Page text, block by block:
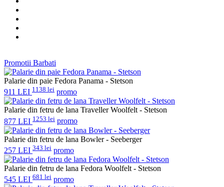
Promotii Barbati
Palarie din paie Fedora Panama - Stetson
911 LEI 1138 lei promo
Palarie din fetru de lana Traveller Woolfelt - Stetson
877 LEI 1253 lei promo
Palarie din fetru de lana Bowler - Seeberger
257 LEI 343 lei promo
Palarie din fetru de lana Fedora Woolfelt - Stetson
545 LEI 681 lei promo